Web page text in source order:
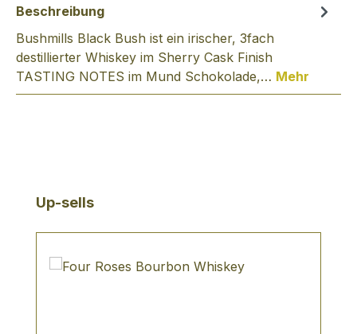
Beschreibung
Bushmills Black Bush ist ein irischer, 3fach
destillierter Whiskey im Sherry Cask Finish
TASTING NOTES im Mund Schokolade,… Mehr
Produktgalerie überspringen
Up-sells